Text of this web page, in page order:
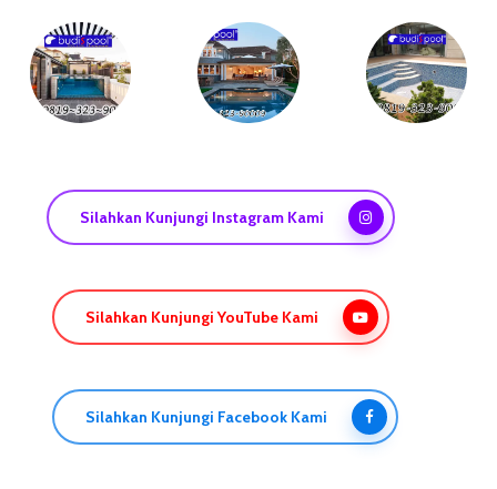
Silahkan Kunjungi Instagram Kami
Silahkan Kunjungi YouTube Kami
Silahkan Kunjungi Facebook Kami